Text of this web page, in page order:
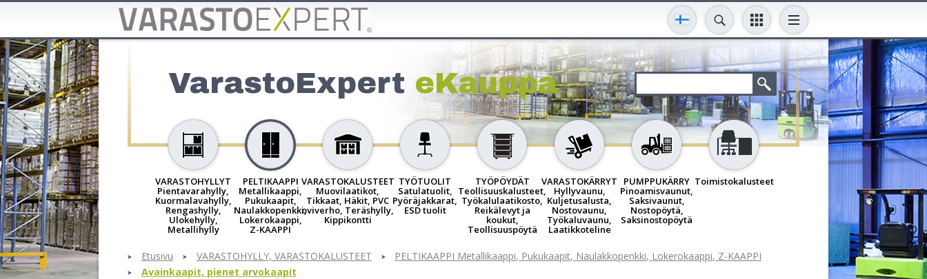
VarastoExpert eKauppa
VARASTOHYLLYT
Pientavarahylly,
Kuormalavahylly,
Rengashylly,
Ulokehylly,
Metallihylly
PELTIKAAPPI
Metallikaappi,
Pukukaapit,
Naulakkopenkki,
Lokerokaappi,
Z-KAAPPI
VARASTOKALUSTEET
Muovilaatikot,
Tikkaat, Häkit, PVC
oviverho, Teräshylly,
Kippikontti
TYÖTUOLIT
Satulatuolit,
Pyöräjakkarat,
ESD tuolit
TYÖPÖYDÄT
Teollisuuskalusteet,
Työkalulaatikosto,
Reikälevyt ja
koukut,
Teollisuuspöytä
VARASTOKÄRRYT
Hyllyvaunu,
Kuljetusalusta,
Nostovaunu,
Työkaluvaunu,
Laatikkoteline
PUMPPUKÄRRY
Pinoamisvaunut,
Saksivaunut,
Nostopöytä,
Saksinostopöytä
Toimistokalusteet
Etusivu VARASTOHYLLY, VARASTOKALUSTEET
PELTIKAAPPI Metallikaappi, Pukukaapit, Naulakkopenkki, Lokerokaappi, Z-KAAPPI
Avainkaapit, pienet arvokaapit